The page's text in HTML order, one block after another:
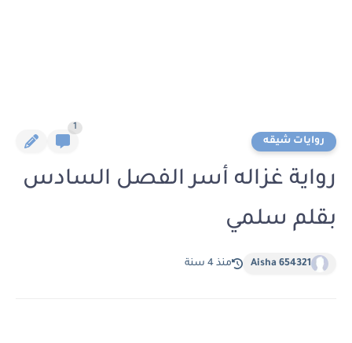
روايات شيقه
1
رواية غزاله أسر الفصل السادس
بقلم سلمي
Aisha 654321 منذ 4 سنة